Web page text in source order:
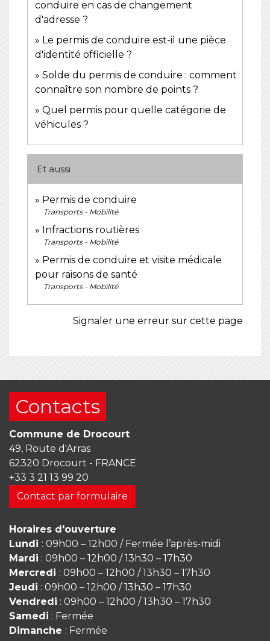
conduire en cas de changement
d'adresse ?
Le permis de conduire est-il une pièce
d'identité officielle ?
Solde du permis de conduire : comment
connaître son nombre de points ?
Quel permis pour quelle catégorie de
véhicules ?
Et aussi
Permis de conduire
Transports - Mobilité
Infractions routières
Transports - Mobilité
Permis de conduire et visite médicale
pour raisons de santé
Transports - Mobilité
Signaler une erreur sur cette page
Contacts
Commune de Drocourt
49, Route d'Arras
62320 Drocourt - FRANCE
+33 3 21 13 99 20
Contact par formulaire
Horaires d'ouverture
Lundi : 09h00 – 12h00 / Fermée l’après-midi
Mardi : 09h00 – 12h00 / 13h30 – 17h30
Mercredi : 09h00 – 12h00 / 13h30 – 17h30
Jeudi : 09h00 – 12h00 / 13h30 – 17h30
Vendredi : 09h00 – 12h00 / 13h30 – 17h30
Samedi : Fermée
Dimanche : Fermée